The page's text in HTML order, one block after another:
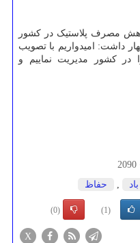
کاهش مصرف پلاستیک در کشور
داشت: امیدواریم با تصویب
در کشور مدیریت نماییم و
2090
باد , حفاظ
(1)
(0)
X